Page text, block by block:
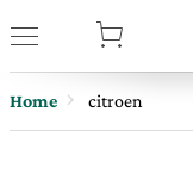
Home citroen